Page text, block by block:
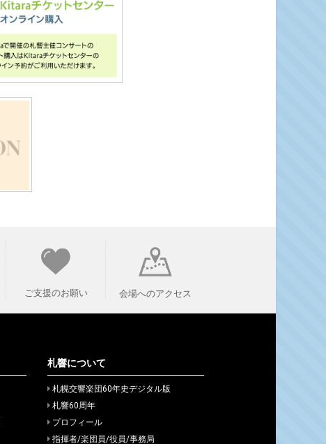
ご支援のお願い 会場へのアクセス
札響について
札幌交響楽団60年史デジタル版
札響60周年
プロフィール
指揮者/楽団員/役員/事務局